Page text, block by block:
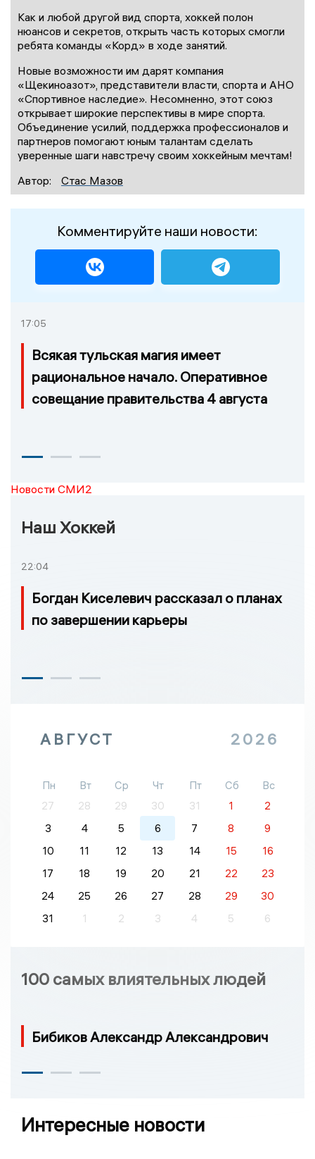
Как и любой другой вид спорта, хоккей полон
нюансов и секретов, открыть часть которых смогли
ребята команды «Корд» в ходе занятий.
Новые возможности им дарят компания
«Щекиноазот», представители власти, спорта и АНО
«Спортивное наследие». Несомненно, этот союз
открывает широкие перспективы в мире спорта.
Объединение усилий, поддержка профессионалов и
партнеров помогают юным талантам сделать
уверенные шаги навстречу своим хоккейным мечтам!
Автор:
Стас Мазов
Комментируйте наши новости:
17:05
Всякая тульская магия имеет
рациональное начало. Оперативное
совещание правительства 4 августа
Новости СМИ2
Наш Хоккей
22:04
Богдан Киселевич рассказал о планах
по завершении карьеры
АВГУСТ 2026
Пн Вт Ср Чт Пт Сб
Вс
27
28 29 30 31 1
2
3
4 5 6 7 8
9
10
11 12 13 14 15
16
17
18 19 20 21 22
23
24
25 26 27 28 29
30
31
1 2 3 4 5 6
100 самых влиятельных людей
Бибиков Александр Александрович
Интересные новости